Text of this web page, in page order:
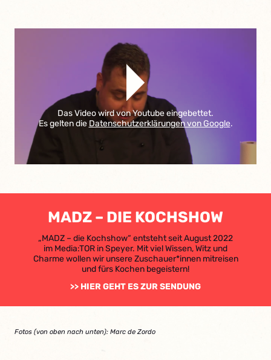
Das Video wird von Youtube eingebettet.
Es gelten die Datenschutzerklärungen von Google.
MADZ – DIE KOCHSHOW
„MADZ – die Kochshow“ entsteht seit August 2022
im Media:TOR in Speyer. Mit viel Wissen, Witz und
Charme wollen wir unsere Zuschauer*innen mitreisen
und fürs Kochen begeistern!
>> HIER GEHT ES ZUR SENDUNG
Fotos (von oben nach unten): Marc de Zordo